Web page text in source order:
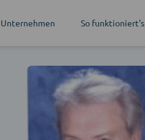
So funktioniert's